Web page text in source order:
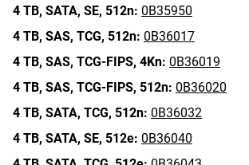
4 TB, SATA, SE, 512n: 0B35950
4 TB, SAS, TCG, 512n: 0B36017
4 TB, SAS, TCG-FIPS, 4Kn: 0B36019
4 TB, SAS, TCG-FIPS, 512n: 0B36020
4 TB, SATA, TCG, 512n: 0B36032
4 TB, SATA, SE, 512e: 0B36040